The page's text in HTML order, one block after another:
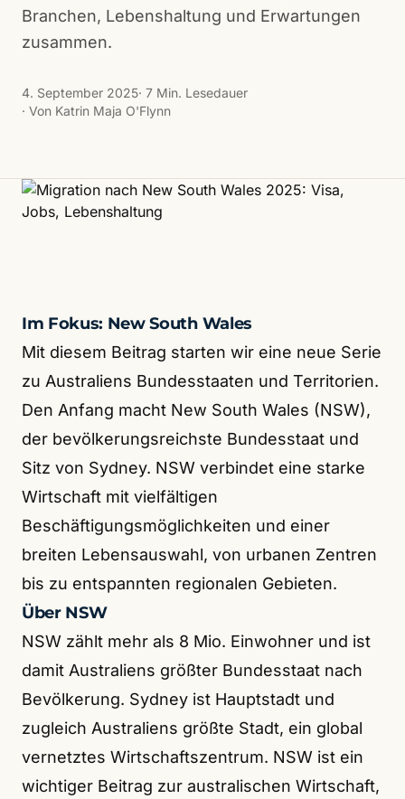
Branchen, Lebenshaltung und Erwartungen
zusammen.
4. September 2025· 7 Min. Lesedauer
· Von Katrin Maja O'Flynn
Im Fokus: New South Wales
Mit diesem Beitrag starten wir eine neue Serie
zu Australiens Bundesstaaten und Territorien.
Den Anfang macht New South Wales (NSW),
der bevölkerungsreichste Bundesstaat und
Sitz von Sydney. NSW verbindet eine starke
Wirtschaft mit vielfältigen
Beschäftigungsmöglichkeiten und einer
breiten Lebensauswahl, von urbanen Zentren
bis zu entspannten regionalen Gebieten.
Über NSW
NSW zählt mehr als 8 Mio. Einwohner und ist
damit Australiens größter Bundesstaat nach
Bevölkerung. Sydney ist Hauptstadt und
zugleich Australiens größte Stadt, ein global
vernetztes Wirtschaftszentrum. NSW ist ein
wichtiger Beitrag zur australischen Wirtschaft,